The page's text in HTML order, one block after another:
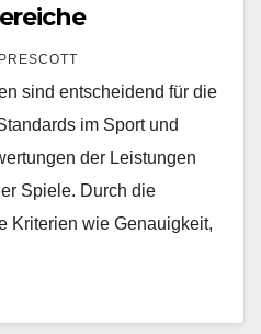
sind entscheidend für die
im Sport und
der Leistungen
Spiele. Durch die
Kriterien wie Genauigkeit,